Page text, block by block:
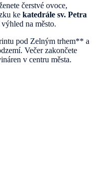
čerstvé ovoce,
ke katedrále sv. Petra
na město.
pod Zelným trhem** a
Večer zakončete
v centru města.